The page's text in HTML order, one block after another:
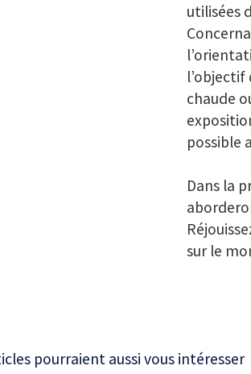
utilisées
chaude
possible
Dans la
sur le
pourraient aussi vous intéresser